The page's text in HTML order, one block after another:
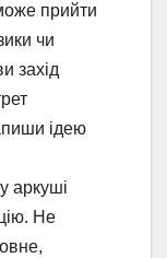
прийти
чи
захід
ідею
аркуші
Не